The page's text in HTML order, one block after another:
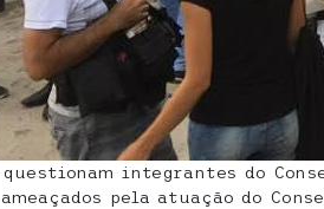
integrantes do
pela atuação do